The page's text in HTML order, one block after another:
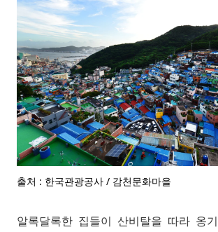
출처 : 한국관광공사 / 감천문화마을
알록달록한 집들이 산비탈을 따라 옹